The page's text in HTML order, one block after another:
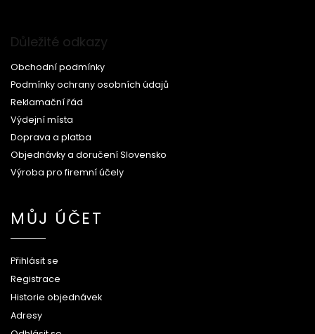
Důležité odkazy
Obchodní podmínky
Podmínky ochrany osobních údajů
Reklamační řád
Výdejní místa
Doprava a platba
Objednávky a doručení Slovensko
Výroba pro firemní účely
MŮJ ÚČET
Přihlásit se
Registrace
Historie objednávek
Adresy